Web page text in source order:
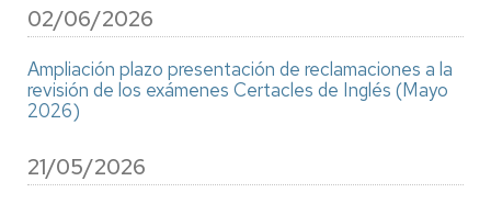
02/06/2026
Ampliación plazo presentación de reclamaciones a la
revisión de los exámenes Certacles de Inglés (Mayo
2026)
21/05/2026